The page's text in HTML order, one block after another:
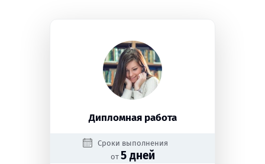
Дипломная работа
Сроки выполнения
от 5 дней